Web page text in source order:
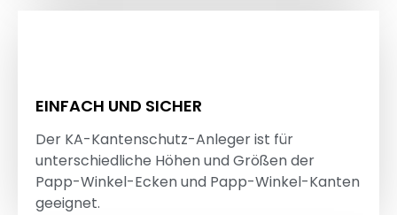
EINFACH UND SICHER
Der KA-Kantenschutz-Anleger ist für
unterschiedliche Höhen und Größen der
Papp-Winkel-Ecken und Papp-Winkel-Kanten
geeignet.